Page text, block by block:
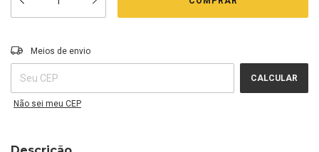
Entregas para o CEP:
Meios de envio
CALCULAR
Não sei meu CEP